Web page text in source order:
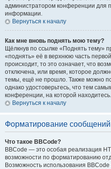
администратором конференции для
информации.
Вернуться к началу
Как мне вновь поднять мою тему?
Щёлкнув по ссылке «Поднять тему»
«поднять» её в верхнюю часть
происходит, то это означает, что
отключена, или время, которое
темы, ещё не прошло. Также можно
однако удостоверьтесь, что тем
конференции, на которой находитесь.
Вернуться к началу
Форматирование
Что такое BBCode?
BBCode — это особая реализация
возможности по форматированию
Возможность использования